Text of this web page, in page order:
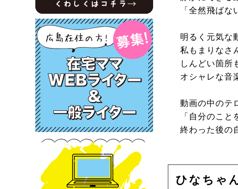
「全然飛ば
明るく元気な
私もまりなさ
しんどい箇所
オシャレな音
動画の中のテ
「自分のこ
終わった後の
ひなちゃ